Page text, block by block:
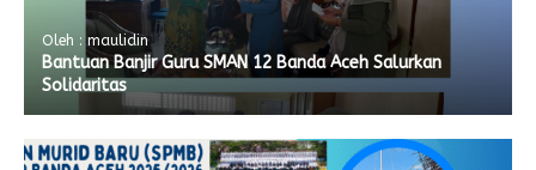
Oleh : maulidin
Bantuan Banjir Guru SMAN 12 Banda Aceh Salurkan
Solidaritas